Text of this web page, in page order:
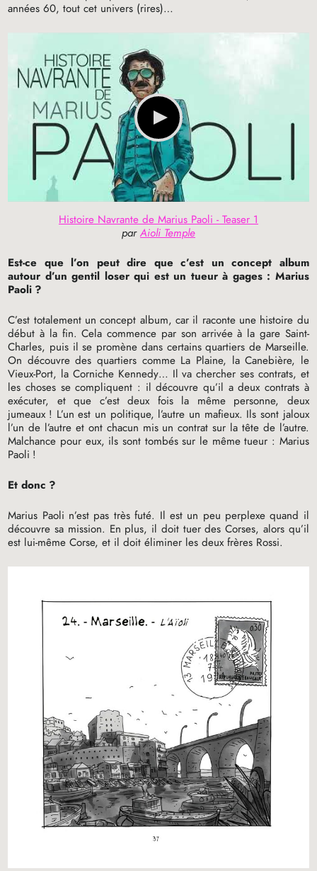
années 60, tout cet univers (rires)…
Histoire Navrante de Marius Paoli - Teaser 1
parAioli Temple
Est-ce que l’on peut dire que c’est un concept album
autour d’un gentil loser qui est un tueur à gages : Marius
Paoli ?
C’est totalement un concept album, car il raconte une histoire du
début à la fin. Cela commence par son arrivée à la gare Saint-
Charles, puis il se promène dans certains quartiers de Marseille.
On découvre des quartiers comme La Plaine, la Canebière, le
Vieux-Port, la Corniche Kennedy… Il va chercher ses contrats, et
les choses se compliquent : il découvre qu’il a deux contrats à
exécuter, et que c’est deux fois la même personne, deux
jumeaux ! L’un est un politique, l’autre un mafieux. Ils sont jaloux
l’un de l’autre et ont chacun mis un contrat sur la tête de l’autre.
Malchance pour eux, ils sont tombés sur le même tueur : Marius
Paoli !
Et donc ?
Marius Paoli n’est pas très futé. Il est un peu perplexe quand il
découvre sa mission. En plus, il doit tuer des Corses, alors qu’il
est lui-même Corse, et il doit éliminer les deux frères Rossi.